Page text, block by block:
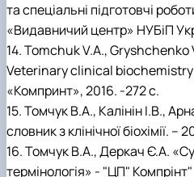
та спеціальні підготовчі
«Видавничий центр» НУБіП
14. Tomchuk V.A., Gryshchenko
Veterinary clinical
«Компринт», 2016. -272 с.
15. Томчук В.А., Калінін І.В.,
словник з клінічної біохімії. –
16. Томчук В.А., Деркач Є.А.
термінологія» - "ЦП"